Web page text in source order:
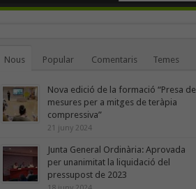
Nous Popular Comentaris Temes
Nova edició de la formació “Presa de
mesures per a mitges de teràpia
compressiva”
21 juny 2024
Junta General Ordinària: Aprovada
per unanimitat la liquidació del
pressupost de 2023